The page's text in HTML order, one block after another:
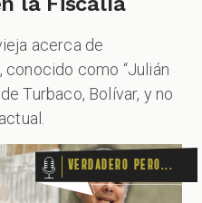
acerca de
conocido como “Julián
Turbaco, Bolívar, y no
Verdadero pero...